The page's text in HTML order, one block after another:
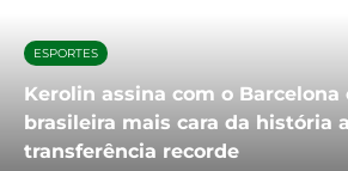
ESPORTES
Kerolin assina com o Barcelona
brasileira mais cara da história
transferência recorde